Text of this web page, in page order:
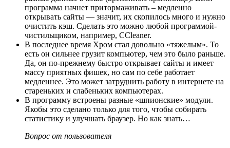
программа начнет притормаживать – медленно
открывать сайты — значит, их скопилось много и нужно
очистить кэш. Сделать это можно любой программой-
чистильщиком, например, CCleaner.
В последнее время Хром стал довольно «тяжелым». То
есть он сильнее грузит компьютер, чем это было раньше.
Да, он по-прежнему быстро открывает сайты и имеет
массу приятных фишек, но сам по себе работает
медленнее. Это может затруднить работу в интернете на
стареньких и слабеньких компьютерах.
В программу встроены разные «шпионские» модули.
Якобы это сделано только для того, чтобы собирать
статистику и улучшать браузер. Но как знать…
Вопрос от пользователя